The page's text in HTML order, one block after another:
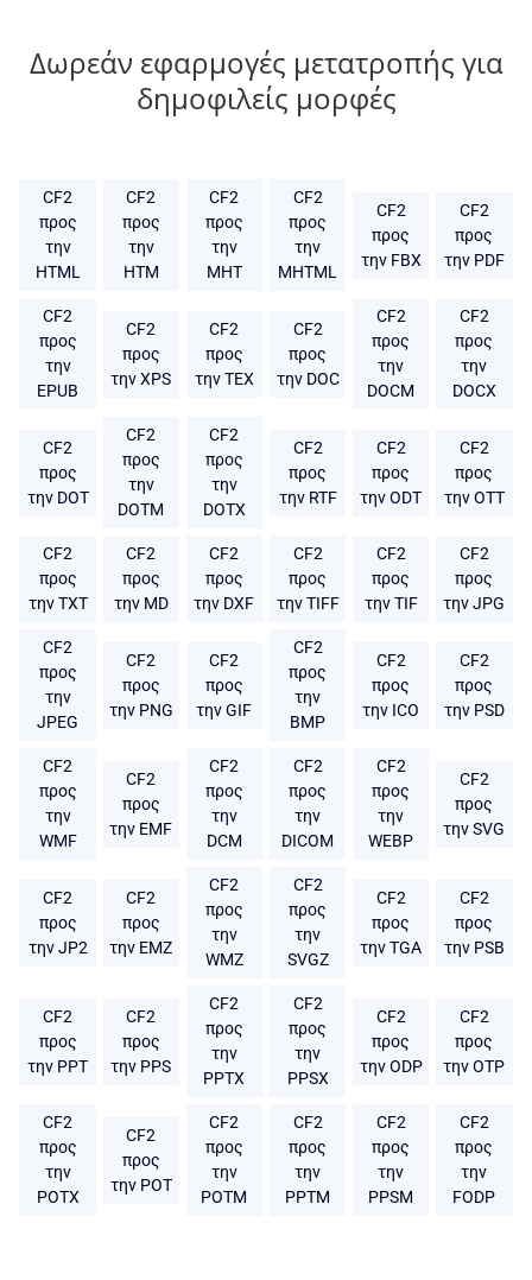
Δωρεάν εφαρμογές μετατροπής για
δημοφιλείς μορφές
CF2
προς
την
HTML
CF2
προς
την
HTM
CF2
προς
την
MHT
CF2
προς
την
MHTML
CF2
προς
την FBX
CF2
προς
την PDF
CF2
προς
την
EPUB
CF2
προς
την XPS
CF2
προς
την TEX
CF2
προς
την DOC
CF2
προς
την
DOCM
CF2
προς
την
DOCX
CF2
προς
την DOT
CF2
προς
την
DOTM
CF2
προς
την
DOTX
CF2
προς
την RTF
CF2
προς
την ODT
CF2
προς
την OTT
CF2
προς
την TXT
CF2
προς
την MD
CF2
προς
την DXF
CF2
προς
την TIFF
CF2
προς
την TIF
CF2
προς
την JPG
CF2
προς
την
JPEG
CF2
προς
την PNG
CF2
προς
την GIF
CF2
προς
την
BMP
CF2
προς
την ICO
CF2
προς
την PSD
CF2
προς
την
WMF
CF2
προς
την EMF
CF2
προς
την
DCM
CF2
προς
την
DICOM
CF2
προς
την
WEBP
CF2
προς
την SVG
CF2
προς
την JP2
CF2
προς
την EMZ
CF2
προς
την
WMZ
CF2
προς
την
SVGZ
CF2
προς
την TGA
CF2
προς
την PSB
CF2
προς
την PPT
CF2
προς
την PPS
CF2
προς
την
PPTX
CF2
προς
την
PPSX
CF2
προς
την ODP
CF2
προς
την OTP
CF2
προς
την
POTX
CF2
προς
την POT
CF2
προς
την
POTM
CF2
προς
την
PPTM
CF2
προς
την
PPSM
CF2
προς
την
FODP